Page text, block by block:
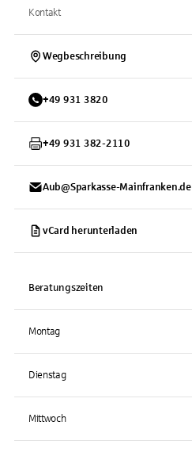
Kontakt
Wegbeschreibung
+49 931 3820
+49 931 382-2110
Aub@Sparkasse-Mainfranken.de
vCard herunterladen
Beratungszeiten
Montag
Dienstag
Mittwoch